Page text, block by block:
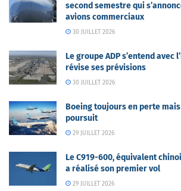
second semestre qui
avions commerciaux
30 JUILLET 2026
Le groupe ADP s’entend avec
révise ses prévisions
30 JUILLET 2026
Boeing toujours en perte
poursuit
29 JUILLET 2026
Le C919-600, équivalent
a réalisé son premier vol
29 JUILLET 2026